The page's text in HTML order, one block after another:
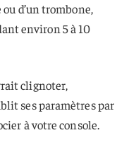
ou d’un trombone,
environ 5 à 10
clignoter,
ses paramètres par
à votre console.